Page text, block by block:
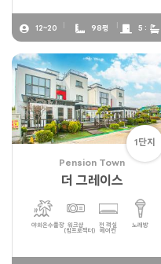
12~20 98평 5 :
1단지
Pension Town
더 그레이스
야외온수풀장 워크샵
(빔프로젝터)
전 객실
에어컨
노래방